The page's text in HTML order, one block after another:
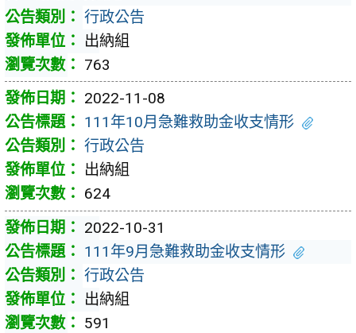
行政公告
出納組
763
2022-11-08
111年10月急難救助金收支情形
行政公告
出納組
624
2022-10-31
111年9月急難救助金收支情形
行政公告
出納組
591